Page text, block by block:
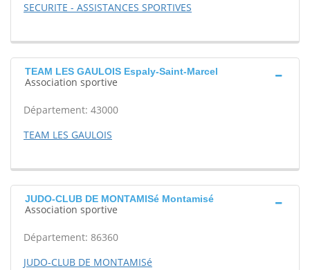
SECURITE - ASSISTANCES SPORTIVES
TEAM LES GAULOIS Espaly-Saint-Marcel
Association sportive
Département: 43000
TEAM LES GAULOIS
JUDO-CLUB DE MONTAMISé Montamisé
Association sportive
Département: 86360
JUDO-CLUB DE MONTAMISé